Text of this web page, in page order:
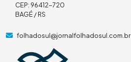
CEP: 96412-720
BAGÉ / RS
folhadosul@jornalfolhadosul.com.br